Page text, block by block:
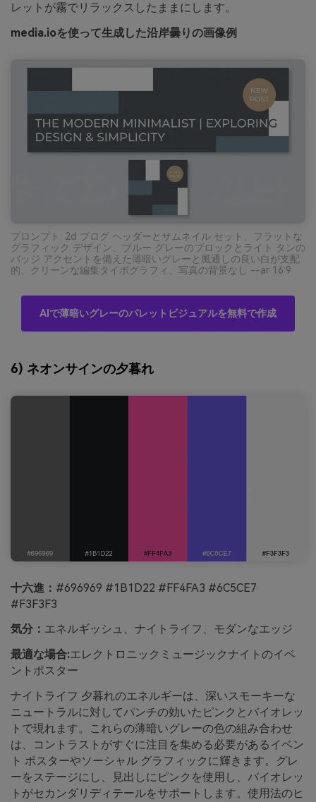
レットが霧でリラックスしたままにします。
media.ioを使って生成した沿岸曇りの画像例
プロンプト: 2d ブログ ヘッダーとサムネイル セット、フラットな
グラフィック デザイン、ブルー グレーのブロックとライト タンの
バッジ アクセントを備えた薄暗いグレーと風通しの良い白が支配
的、クリーンな編集タイポグラフィ、写真の背景なし --ar 16:9
AIで薄暗いグレーのパレットビジュアルを無料で作成
6) ネオンサインの夕暮れ
十六進： #696969 #1B1D22 #FF4FA3 #6C5CE7
#F3F3F3
気分： エネルギッシュ、ナイトライフ、モダンなエッジ
最適な場合:エレクトロニックミュージックナイトのイベ
ントポスター
ナイトライフ 夕暮れのエネルギーは、深いスモーキーな
ニュートラルに対してパンチの効いたピンクとバイオレッ
トで現れます。これらの薄暗いグレーの色の組み合わせ
は、コントラストがすぐに注目を集める必要があるイベン
ト ポスターやソーシャル グラフィックに輝きます。グレ
ーをステージにし、見出しにピンクを使用し、バイオレッ
トがセカンダリディテールをサポートします。使用法のヒ